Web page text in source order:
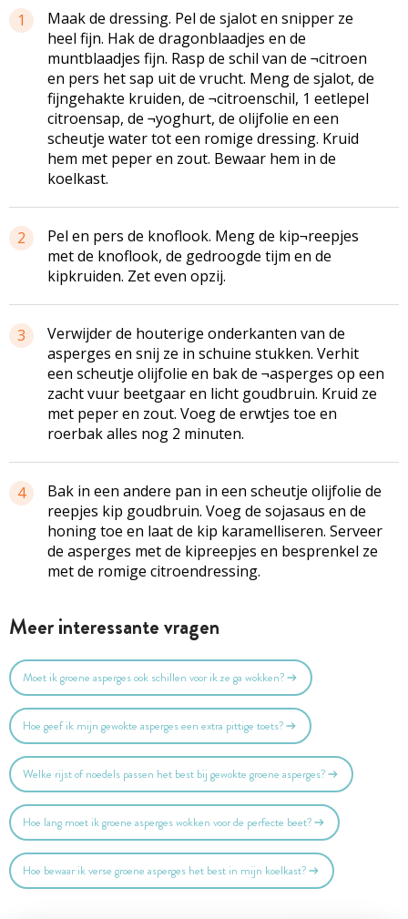
1
Maak de dressing. Pel de sjalot en snipper ze
heel fijn. Hak de dragonblaadjes en de
muntblaadjes fijn. Rasp de schil van de ¬citroen
en pers het sap uit de vrucht. Meng de sjalot, de
fijngehakte kruiden, de ¬citroenschil, 1 eetlepel
citroensap, de ¬yoghurt, de olijfolie en een
scheutje water tot een romige dressing. Kruid
hem met peper en zout. Bewaar hem in de
koelkast.
2
Pel en pers de knoflook. Meng de kip¬reepjes
met de knoflook, de gedroogde tijm en de
kipkruiden. Zet even opzij.
3
Verwijder de houterige onderkanten van de
asperges en snij ze in schuine stukken. Verhit
een scheutje olijfolie en bak de ¬asperges op een
zacht vuur beetgaar en licht goudbruin. Kruid ze
met peper en zout. Voeg de erwtjes toe en
roerbak alles nog 2 minuten.
4
Bak in een andere pan in een scheutje olijfolie de
reepjes kip goudbruin. Voeg de sojasaus en de
honing toe en laat de kip karamelliseren. Serveer
de asperges met de kipreepjes en besprenkel ze
met de romige citroendressing.
Meer interessante vragen
Moet ik groene asperges ook schillen voor ik ze ga wokken?
Hoe geef ik mijn gewokte asperges een extra pittige toets?
Welke rijst of noedels passen het best bij gewokte groene asperges?
Hoe lang moet ik groene asperges wokken voor de perfecte beet?
Hoe bewaar ik verse groene asperges het best in mijn koelkast?